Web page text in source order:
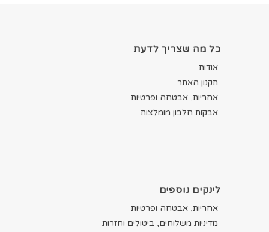
כל מה שצריך לדעת
אודות
תקנון האתר
אחריות, אבטחה ופרטיות
אבקות חלבון מומלצות
לינקים נוספים
אחריות, אבטחה ופרטיות
מדיניות משלוחים, ביטולים וחזרות